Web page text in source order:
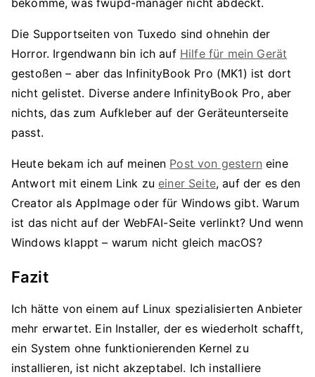
bekomme, was fwupd-manager nicht abdeckt.
Die Supportseiten von Tuxedo sind ohnehin der
Horror. Irgendwann bin ich auf Hilfe für mein Gerät
gestoßen – aber das InfinityBook Pro (MK1) ist dort
nicht gelistet. Diverse andere InfinityBook Pro, aber
nichts, das zum Aufkleber auf der Geräteunterseite
passt.
Heute bekam ich auf meinen Post von gestern eine
Antwort mit einem Link zueiner Seite, auf der es den
Creator als AppImage oder für Windows gibt. Warum
ist das nicht auf der WebFAI-Seite verlinkt? Und wenn
Windows klappt – warum nicht gleich macOS?
Fazit
Ich hätte von einem auf Linux spezialisierten Anbieter
mehr erwartet. Ein Installer, der es wiederholt schafft,
ein System ohne funktionierenden Kernel zu
installieren, ist nicht akzeptabel. Ich installiere